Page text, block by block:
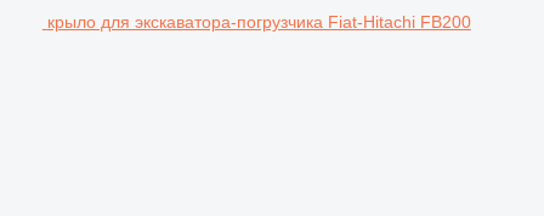
крыло для экскаватора-погрузчика Fiat-Hitachi FB200